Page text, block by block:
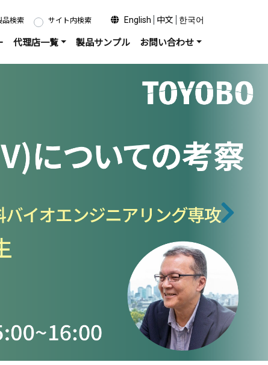
品検索 サイト内検索 English 中文 한국어
代理店一覧 製品サンプル お問い合わせ
次へ